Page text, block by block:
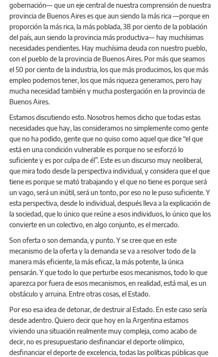
gobernación— que un eje central de nuestra comprensión de nuestra
provincia de Buenos Aires es que aun siendo la más rica —porque en
proporción la más rica, la más poblada, 38 por ciento de la población
del país, aun siendo la provincia más productiva— hay muchísimas
necesidades pendientes. Hay muchísima deuda con nuestro pueblo,
con el pueblo de la provincia de Buenos Aires. Por más que seamos
el 50 por ciento de la industria, los que más producimos, los que más
empleo podemos tener, los que más riqueza generamos, pero hay
mucha necesidad también y mucha postergación en la provincia de
Buenos Aires.
Estamos discutiendo esto. Nosotros hemos dicho que todas estas
necesidades que hay, las consideramos no simplemente como gente
que no ha podido, gente que no quiso como aquel que dice “el que
está en una condición vulnerable es porque no se esforzó lo
suficiente y es por culpa de él”. Este es un discurso muy neoliberal,
que mira todo desde la perspectiva individual, y considera que el que
tiene es porque se mató trabajando y el que no tiene es porque será
un vago, será un inútil, será un tonto, por eso no le puso suficiente. Y
esta perspectiva, desde lo individual, después lleva a la explicación de
la sociedad, que lo único que reúne a esos individuos, lo único que los
convierte en un colectivo, en algo conjunto, es el mercado.
Son oferta o son demanda, y punto. Y se cree que en este
mecanismo de la oferta y la demanda se va a resolver todo de la
manera más eficiente, la más eficaz, la más potente, la única
pensarán. Y que todo lo que perturbe esos mecanismos, todo lo que
aparezca por fuera de esos mecanismos, en realidad, está mal, es un
obstáculo y arruina. Entre otras cosas, el Estado.
Por eso esa idea de detonar, de destruir al Estado. En este caso sería
desde adentro. Quiero decir que hoy en la Argentina estamos
viviendo una situación realmente muy compleja, como acabo de
decir, no es presupuestario desfinanciar el deporte olímpico,
desfinanciar el deporte de excelencia, todas las políticas públicas que